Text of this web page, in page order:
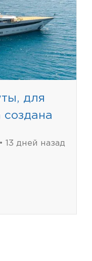
для
дней назад